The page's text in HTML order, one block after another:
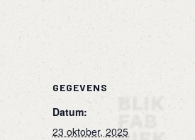
GEGEVENS
Datum:
23 oktober, 2025